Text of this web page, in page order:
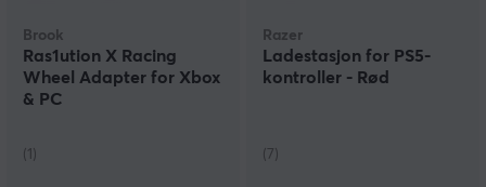
Brook
Ras1ution X Racing
Wheel Adapter for Xbox
& PC
(1)
Razer
Ladestasjon for PS5-
kontroller - Rød
(7)